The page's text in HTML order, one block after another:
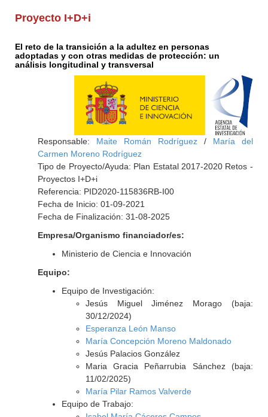
Proyecto I+D+i
El reto de la transición a la adultez en personas
adoptadas y con otras medidas de protección: un
análisis longitudinal y transversal
Responsable: Maite Román Rodríguez/ María del
Carmen Moreno Rodríguez
Tipo de Proyecto/Ayuda: Plan Estatal 2017-2020 Retos -
Proyectos I+D+i
Referencia: PID2020-115836RB-I00
Fecha de Inicio: 01-09-2021
Fecha de Finalización: 31-08-2025
Empresa/Organismo financiador/es:
Ministerio de Ciencia e Innovación
Equipo:
Equipo de Investigación:
Jesús Miguel Jiménez Morago (baja:
30/12/2024)
Esperanza León Manso
María Concepción Moreno Maldonado
Jesús Palacios González
Maria Gracia Peñarrubia Sánchez (baja:
11/02/2025)
María Pilar Ramos Valverde
Equipo de Trabajo: